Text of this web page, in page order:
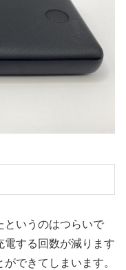
というのはつらいで
する回数が減ります
できてしまいます。